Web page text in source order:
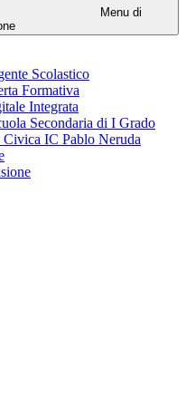
Menu di
Scolastico
Formativa
Integrata
Secondaria di I Grado
IC Pablo Neruda